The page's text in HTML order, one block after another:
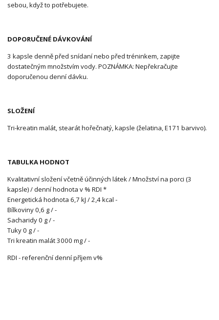
sebou, když to potřebujete.
DOPORUČENÉ DÁVKOVÁNÍ
3 kapsle denně před snídaní nebo před tréninkem, zapijte
dostatečným množstvím vody. POZNÁMKA: Nepřekračujte
doporučenou denní dávku.
SLOŽENÍ
Tri-kreatin malát, stearát hořečnatý, kapsle (želatina, E171 barvivo).
TABULKA HODNOT
Kvalitativní složení včetně účinných látek / Množství na porci (3
kapsle) / denní hodnota v % RDI *
Energetická hodnota 6,7 kJ / 2,4 kcal -
Bílkoviny 0,6 g / -
Sacharidy 0 g / -
Tuky 0 g / -
Tri kreatin malát 3000 mg / -
RDI - referenční denní příjem v%